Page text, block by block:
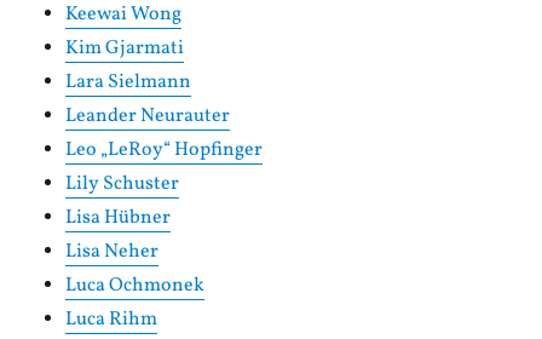
Keewai Wong
Kim Gjarmati
Lara Sielmann
Leander Neurauter
Leo „LeRoy“ Hopfinger
Lily Schuster
Lisa Hübner
Lisa Neher
Luca Ochmonek
Luca Rihm